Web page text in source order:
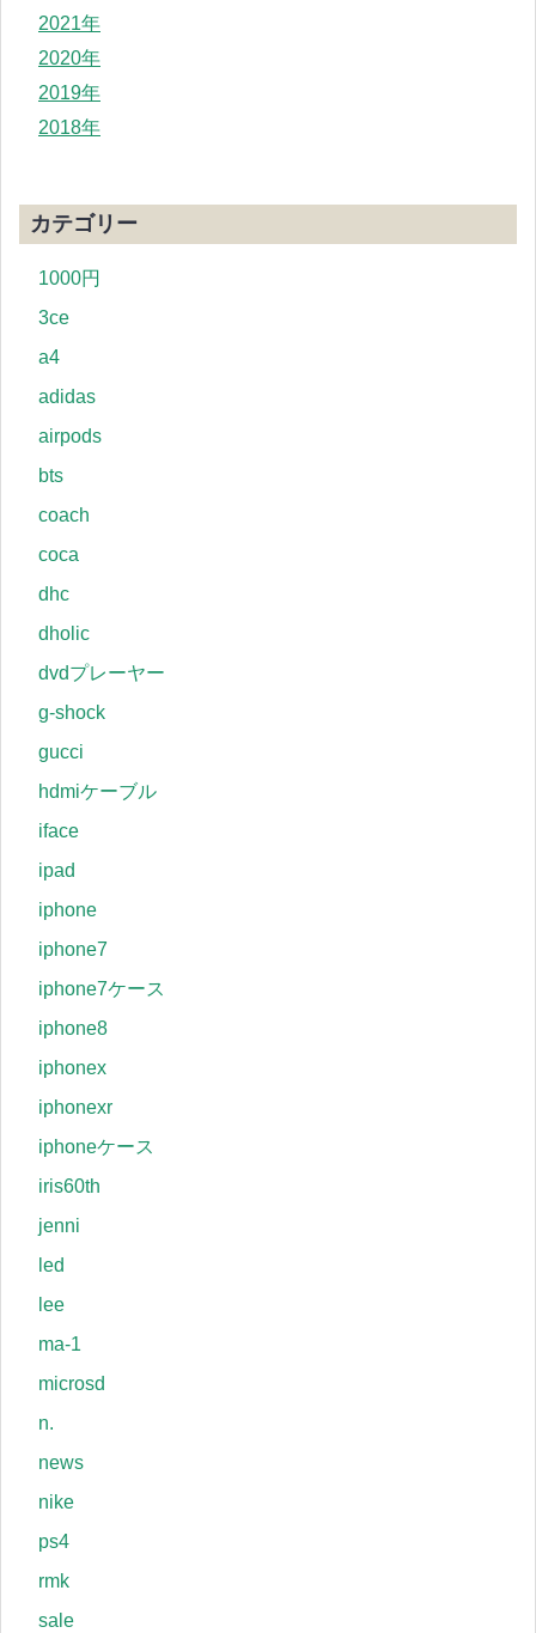
2021年
2020年
2019年
2018年
カテゴリー
1000円
3ce
a4
adidas
airpods
bts
coach
coca
dhc
dholic
dvdプレーヤー
g-shock
gucci
hdmiケーブル
iface
ipad
iphone
iphone7
iphone7ケース
iphone8
iphonex
iphonexr
iphoneケース
iris60th
jenni
led
lee
ma-1
microsd
n.
news
nike
ps4
rmk
sale